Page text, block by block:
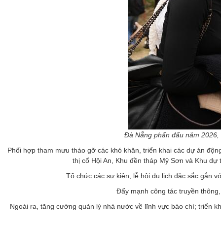
Đà Nẵng phấn đấu năm
Phối hợp tham mưu tháo gỡ các khó khăn, triển khai các dự án
thị cổ Hội An, Khu đền tháp Mỹ Sơn và Khu
Tổ chức các sự kiện, lễ hội du lịch đặc sắc gắn
Đẩy mạnh công tác truyền
Ngoài ra, tăng cường quản lý nhà nước về lĩnh vực báo chí; triển